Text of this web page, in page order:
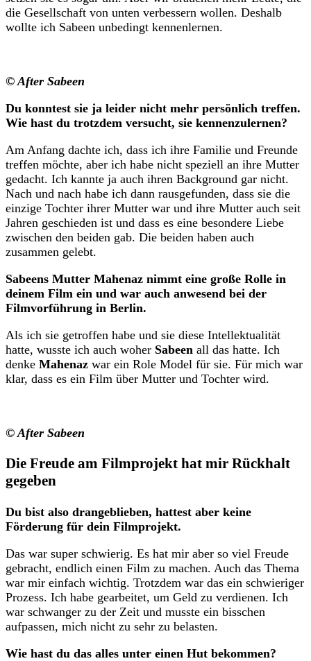
die Gesellschaft von unten verbessern wollen. Deshalb
wollte ich Sabeen unbedingt kennenlernen.
© After Sabeen
Du konntest sie ja leider nicht mehr persönlich treffen.
Wie hast du trotzdem versucht, sie kennenzulernen?
Am Anfang dachte ich, dass ich ihre Familie und Freunde
treffen möchte, aber ich habe nicht speziell an ihre Mutter
gedacht. Ich kannte ja auch ihren Background gar nicht.
Nach und nach habe ich dann rausgefunden, dass sie die
einzige Tochter ihrer Mutter war und ihre Mutter auch seit
Jahren geschieden ist und dass es eine besondere Liebe
zwischen den beiden gab. Die beiden haben auch
zusammen gelebt.
Sabeens Mutter Mahenaz nimmt eine große Rolle in
deinem Film ein und war auch anwesend bei der
Filmvorführung in Berlin.
Als ich sie getroffen habe und sie diese Intellektualität
hatte, wusste ich auch woher Sabeen all das hatte. Ich
denke Mahenaz war ein Role Model für sie. Für mich war
klar, dass es ein Film über Mutter und Tochter wird.
© After Sabeen
Die Freude am Filmprojekt hat mir Rückhalt
gegeben
Du bist also drangeblieben, hattest aber keine
Förderung für dein Filmprojekt.
Das war super schwierig. Es hat mir aber so viel Freude
gebracht, endlich einen Film zu machen. Auch das Thema
war mir einfach wichtig. Trotzdem war das ein schwieriger
Prozess. Ich habe gearbeitet, um Geld zu verdienen. Ich
war schwanger zu der Zeit und musste ein bisschen
aufpassen, mich nicht zu sehr zu belasten.
Wie hast du das alles unter einen Hut bekommen?